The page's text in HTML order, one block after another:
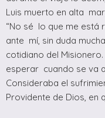
Luis muerto en alta
“No sé lo que me
ante mí, sin duda
cotidiano del
esperar cuando se va
Consideraba el
Providente de Dios, en